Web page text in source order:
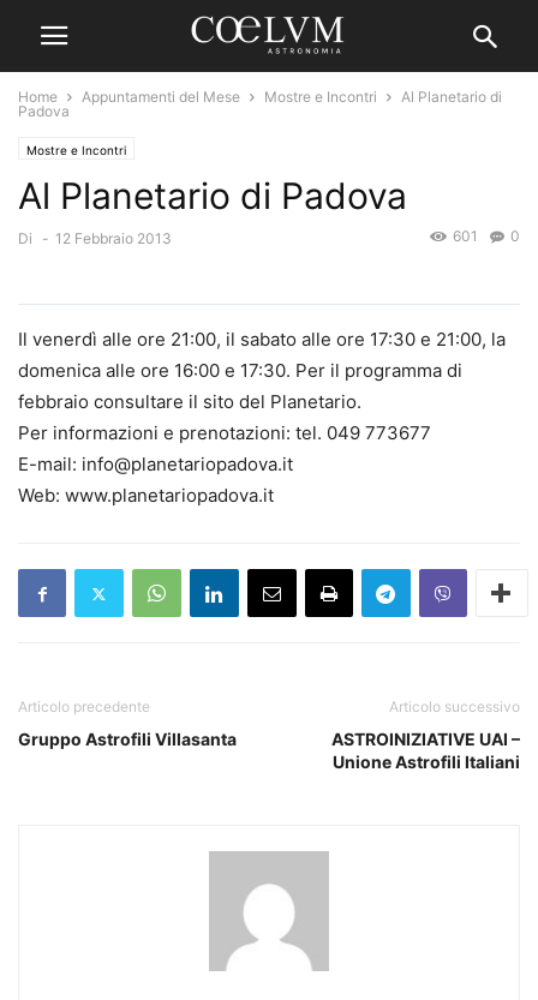
Home Appuntamenti del Mese Mostre e Incontri
Al Planetario di
Padova
Mostre e Incontri
Al Planetario di Padova
Di - 12 Febbraio 2013 0
601
Il venerdì alle ore 21:00, il sabato alle ore 17:30 e 21:00, la
domenica alle ore 16:00 e 17:30. Per il programma di
febbraio consultare il sito del Planetario.
Per informazioni e prenotazioni: tel. 049 773677
E-mail: info@planetariopadova.it
Web: www.planetariopadova.it
Articolo precedente
Gruppo Astrofili Villasanta
Articolo successivo
ASTROINIZIATIVE UAI –
Unione Astrofili Italiani